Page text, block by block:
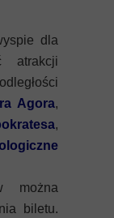
dla
atrakcji
Agora,
,
można
biletu.